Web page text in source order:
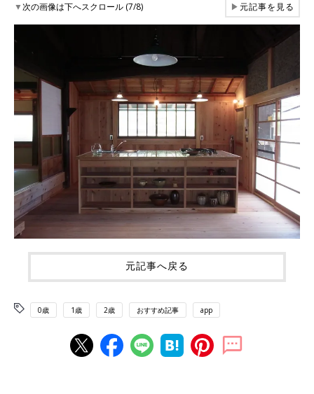
▼次の画像は下へスクロール (7/8) ▶元記事を見る
元記事へ戻る
0歳 1歳 2歳 おすすめ記事 app